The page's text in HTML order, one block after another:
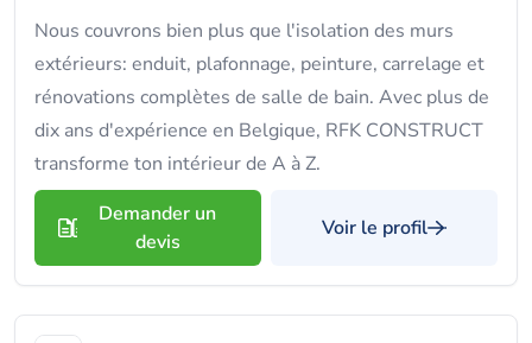
Nous couvrons bien plus que l'isolation des murs
extérieurs: enduit, plafonnage, peinture, carrelage et
rénovations complètes de salle de bain. Avec plus de
dix ans d'expérience en Belgique, RFK CONSTRUCT
transforme ton intérieur de A à Z.
Demander un
devis
Voir le profil